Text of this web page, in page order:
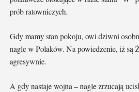
prób ratowniczych.
Gdy mamy stan pokoju, owi dziwni
nagle w Polaków. Na powiedzenie, iż są
agresywnie.
A gdy nastaje wojna – nagle zrzucają